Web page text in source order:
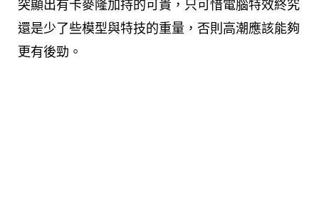
突顯出有卡麥隆加持的可貴，只可惜電腦特效終究
還是少了些模型與特技的重量，否則高潮應該能夠
更有後勁。